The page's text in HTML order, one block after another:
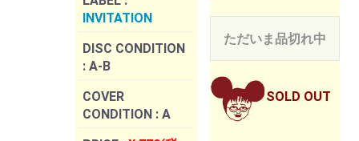
INVITATION
DISC CONDITION
: A-B
COVER
CONDITION : A
ただいま品切れ中
SOLD OUT